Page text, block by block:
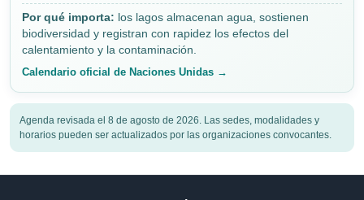
Por qué importa: los lagos almacenan agua, sostienen
biodiversidad y registran con rapidez los efectos del
calentamiento y la contaminación.
Calendario oficial de Naciones Unidas →
Agenda revisada el 8 de agosto de 2026. Las sedes, modalidades y
horarios pueden ser actualizados por las organizaciones convocantes.